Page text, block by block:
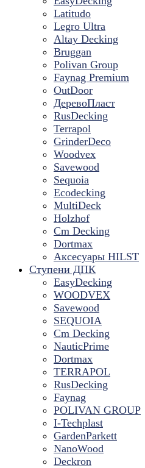
Latitudo
Legro Ultra
Altay Decking
Bruggan
Polivan Group
Faynag Premium
OutDoor
ДеревоПласт
RusDecking
Terrapol
GrinderDeco
Woodvex
Savewood
Sequoia
Ecodecking
MultiDeck
Holzhof
Cm Decking
Dortmax
Аксесуары HILST
Ступени ДПК
EasyDecking
WOODVEX
Savewood
SEQUOIA
Cm Decking
NauticPrime
Dortmax
TERRAPOL
RusDecking
Faynag
POLIVAN GROUP
I-Techplast
GardenParkett
NanoWood
Deckron